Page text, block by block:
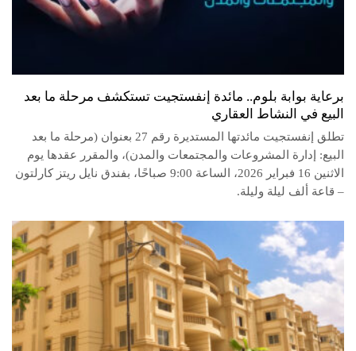
برعاية بوابة بلوم.. مائدة إنفستجيت تستكشف مرحلة ما بعد
البيع في النشاط العقاري
تطلق إنفستجيت مائدتها المستديرة رقم 27 بعنوان (مرحلة ما بعد
البيع: إدارة المشروعات والمجتمعات والمدن)، والمقرر عقدها يوم
الاثنين 16 فبراير 2026، الساعة 9:00 صباحًا، بفندق نايل ريتز كارلتون
– قاعة ألف ليلة وليلة.